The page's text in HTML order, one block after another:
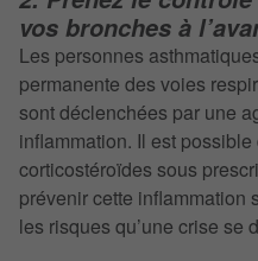
vos bronches à
Les personnes
permanente des voies
sont déclenchées par une
inflammation. Il est
corticostéroïdes sous
prévenir cette inflammation
les risques qu’une crise se